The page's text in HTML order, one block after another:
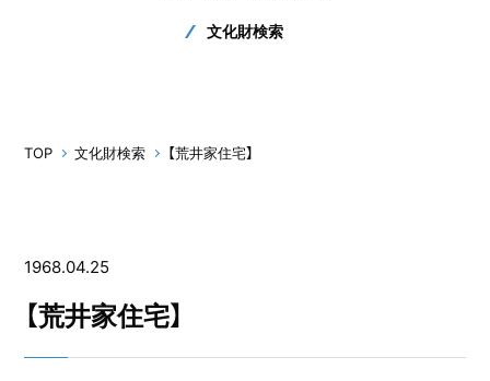
文化財検索
TOP 文化財検索 【荒井家住宅】
1968.04.25
【荒井家住宅】